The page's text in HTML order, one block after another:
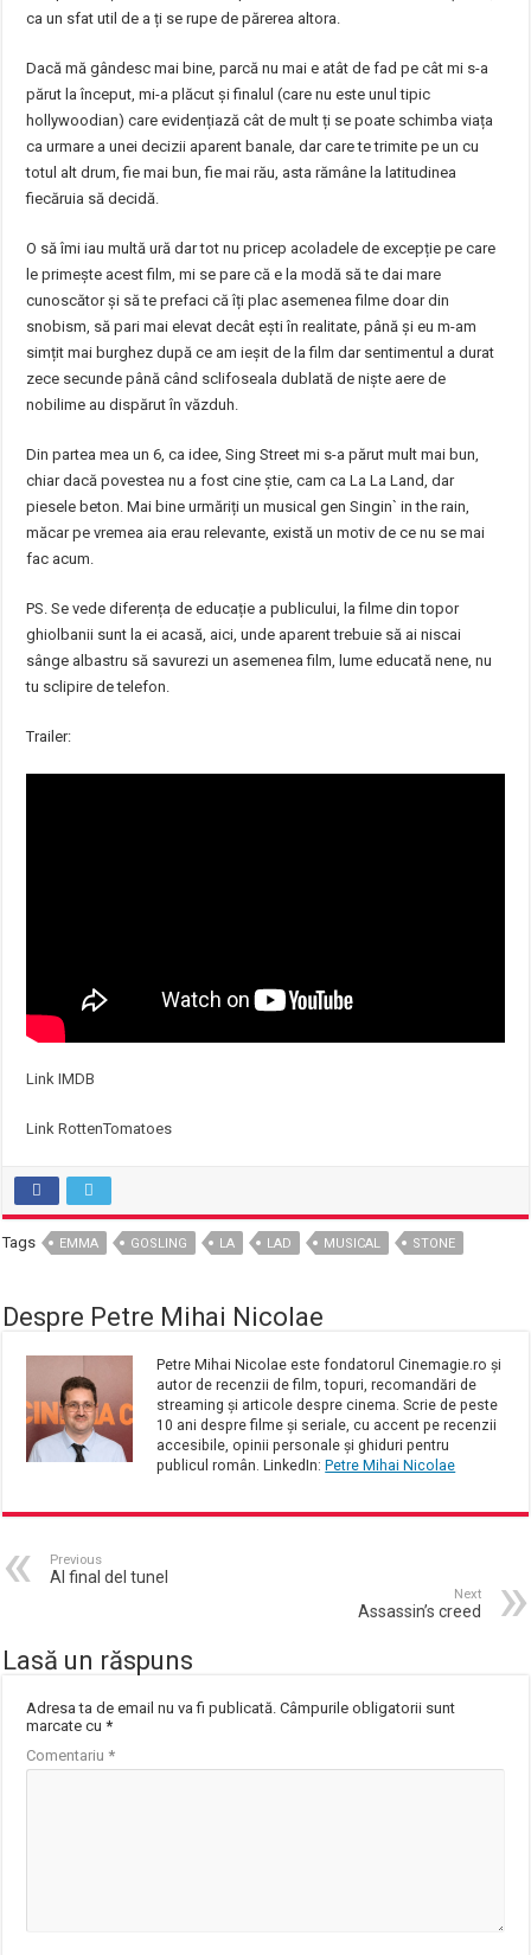
ca un sfat util de a ți se rupe de părerea altora.
Dacă mă gândesc mai bine, parcă nu mai e atât de fad pe cât mi s-a
părut la început, mi-a plăcut și finalul (care nu este unul tipic
hollywoodian) care evidențiază cât de mult ți se poate schimba viața
ca urmare a unei decizii aparent banale, dar care te trimite pe un cu
totul alt drum, fie mai bun, fie mai rău, asta rămâne la latitudinea
fiecăruia să decidă.
O să îmi iau multă ură dar tot nu pricep acoladele de excepție pe care
le primește acest film, mi se pare că e la modă să te dai mare
cunoscător și să te prefaci că îți plac asemenea filme doar din
snobism, să pari mai elevat decât ești în realitate, până și eu m-am
simțit mai burghez după ce am ieșit de la film dar sentimentul a durat
zece secunde până când sclifoseala dublată de niște aere de
nobilime au dispărut în văzduh.
Din partea mea un 6, ca idee, Sing Street mi s-a părut mult mai bun,
chiar dacă povestea nu a fost cine știe, cam ca La La Land, dar
piesele beton. Mai bine urmăriți un musical gen Singin` in the rain,
măcar pe vremea aia erau relevante, există un motiv de ce nu se mai
fac acum.
PS. Se vede diferența de educație a publicului, la filme din topor
ghiolbanii sunt la ei acasă, aici, unde aparent trebuie să ai niscai
sânge albastru să savurezi un asemenea film, lume educată nene, nu
tu sclipire de telefon.
Trailer:
Link IMDB
Link RottenTomatoes
Tags EMMA GOSLING LA LAD MUSICAL STONE
Despre Petre Mihai Nicolae
Petre Mihai Nicolae este fondatorul Cinemagie.ro și
autor de recenzii de film, topuri, recomandări de
streaming și articole despre cinema. Scrie de peste
10 ani despre filme și seriale, cu accent pe recenzii
accesibile, opinii personale și ghiduri pentru
publicul român. LinkedIn: Petre Mihai Nicolae
Previous
Al final del tunel
Next
Assassin’s creed
Lasă un răspuns
Adresa ta de email nu va fi publicată. Câmpurile obligatorii sunt
marcate cu*
Comentariu*